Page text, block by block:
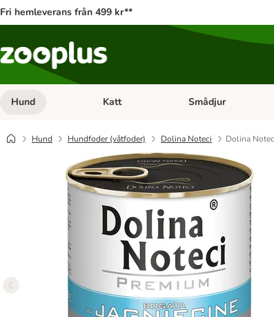
Fri hemleverans från 499 kr**
Hund Open category menu: Hund
Katt Open category menu:
Smådjur
Hund Hundfoder (våtfoder) Dolina Noteci Dolina